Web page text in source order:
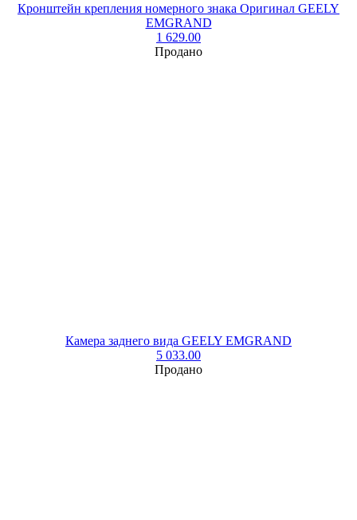
Кронштейн крепления номерного знака Оригинал GEELY
EMGRAND
1 629.00
Продано
Камера заднего вида GEELY EMGRAND
5 033.00
Продано